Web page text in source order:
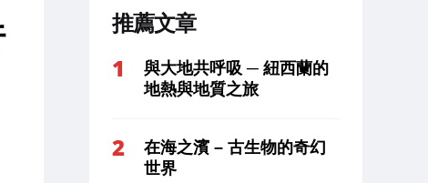
推薦文章
與大地共呼吸 ─ 紐西蘭的
地熱與地質之旅
在海之濱 – 古生物的奇幻
世界